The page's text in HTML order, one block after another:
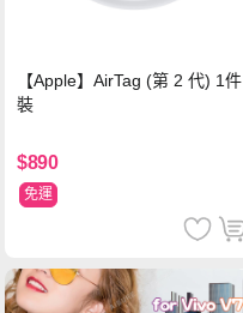
【Apple】AirTag (第 2 代) 1件
裝
$890
免運